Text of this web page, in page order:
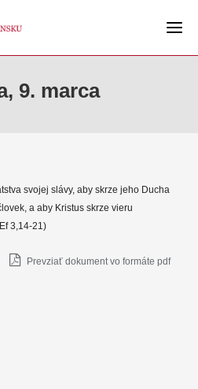
9. marca
svojej slávy, aby skrze jeho Ducha
a aby Kristus skrze vieru
3,14-21)
Prevziať dokument vo formáte pdf